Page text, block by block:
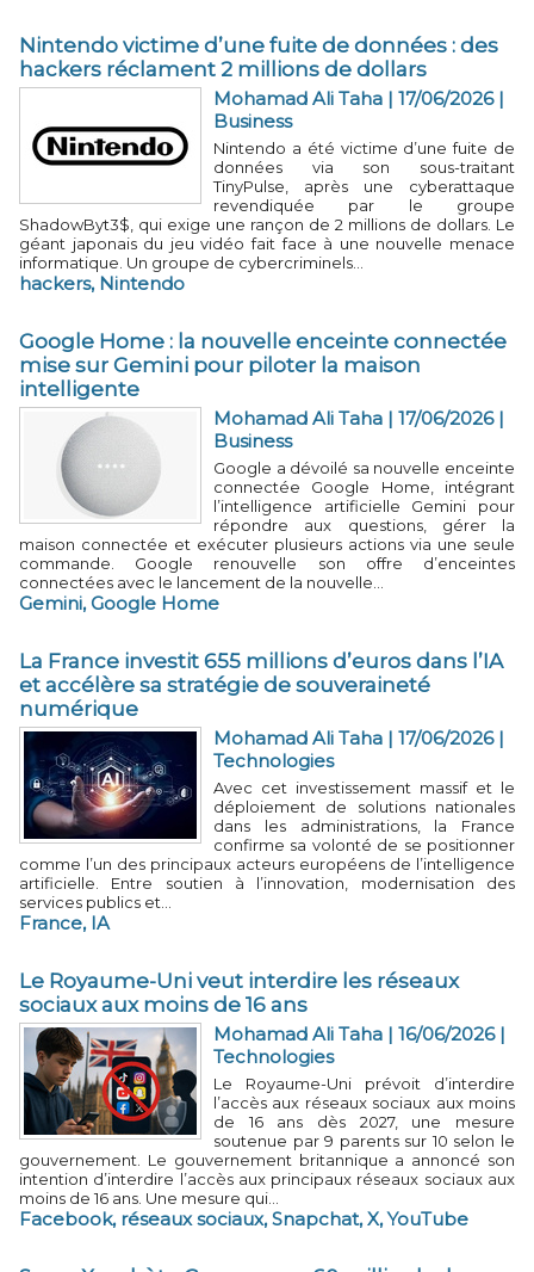
Nintendo victime d’une fuite de données : des
hackers réclament 2 millions de dollars
Mohamad Ali Taha | 17/06/2026|
Business
Nintendo a été victime d’une fuite de
données via son sous-traitant
TinyPulse, après une cyberattaque
revendiquée par le groupe
ShadowByt3$, qui exige une rançon de 2 millions de dollars. Le
géant japonais du jeu vidéo fait face à une nouvelle menace
informatique. Un groupe de cybercriminels...
hackers, Nintendo
Google Home : la nouvelle enceinte connectée
mise sur Gemini pour piloter la maison
intelligente
Mohamad Ali Taha | 17/06/2026|
Business
Google a dévoilé sa nouvelle enceinte
connectée Google Home, intégrant
l’intelligence artificielle Gemini pour
répondre aux questions, gérer la
maison connectée et exécuter plusieurs actions via une seule
commande. Google renouvelle son offre d’enceintes
connectées avec le lancement de la nouvelle...
Gemini, Google Home
La France investit 655 millions d’euros dans l’IA
et accélère sa stratégie de souveraineté
numérique
Mohamad Ali Taha | 17/06/2026|
Technologies
Avec cet investissement massif et le
déploiement de solutions nationales
dans les administrations, la France
confirme sa volonté de se positionner
comme l’un des principaux acteurs européens de l’intelligence
artificielle. Entre soutien à l’innovation, modernisation des
services publics et...
France, IA
Le Royaume-Uni veut interdire les réseaux
sociaux aux moins de 16 ans
Mohamad Ali Taha | 16/06/2026|
Technologies
Le Royaume-Uni prévoit d’interdire
l’accès aux réseaux sociaux aux moins
de 16 ans dès 2027, une mesure
soutenue par 9 parents sur 10 selon le
gouvernement. Le gouvernement britannique a annoncé son
intention d’interdire l’accès aux principaux réseaux sociaux aux
moins de 16 ans. Une mesure qui...
Facebook, réseaux sociaux,Snapchat,X,YouTube